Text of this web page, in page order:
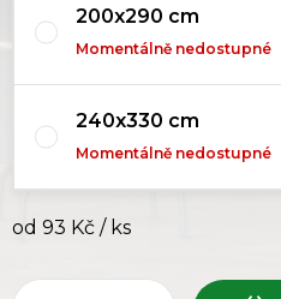
200x290 cm
Momentálně nedostupné
240x330 cm
Momentálně nedostupné
od 93 Kč / ks